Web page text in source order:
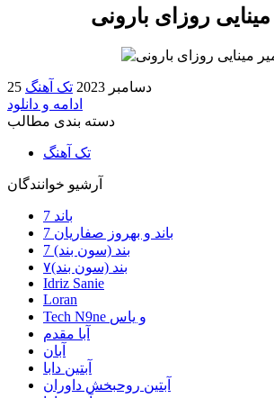
مینایی روزای بارونی
25 دسامبر 2023
تک آهنگ
ادامه و دانلود
دسته بندی مطالب
تک آهنگ
آرشیو خوانندگان
7 باند
7 باند و بهروز صفاریان
7 بند (سون بند)
۷بند (سون بند)
Idriz Sanie
Loran
Tech N9ne و یاس
آبا مقدم
آبان
آبتین دابا
آبتین روحبخش داوران